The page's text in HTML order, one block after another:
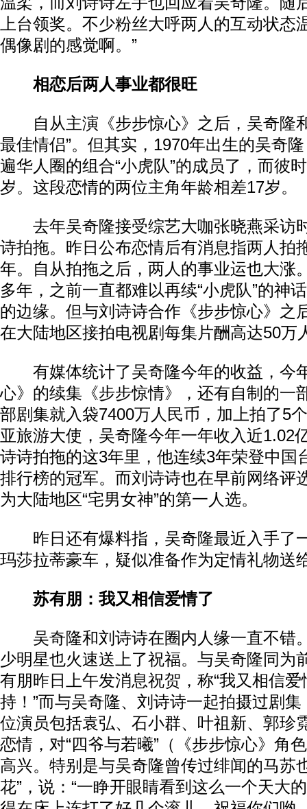
上台领奖。不少粉丝大呼两人的互动状态
偶像剧的感觉啊。”
相恋后两人事业都很旺
自从主演《步步惊心》之后，吴奇隆
最佳情侣”。但其实，1970年出生的吴奇
遍华人圈的组合“小虎队”的成员了，而彼
岁。这段恋情的两位主角年龄相差17岁。
去年吴奇隆接受综艺大咖张晓燕采访
诗拍拖。昨日公布恋情后有消息指两人拍
年。自从拍拖之后，两人的事业运也大涨
多年，之前一直都难以再续“小虎队”的神
的边缘。但与刘诗诗合作《步步惊心》之
在大陆地区接拍电视剧每集片酬高达50万
有媒体统计了吴奇隆今年的收益，今
心》的续集《步步惊情》，还有自制的一
部剧集就入袋7400万人民币，加上拍了5
亚旅游大使，吴奇隆今年一年收入近1.02
诗诗拍拖的这3年里，他连续3年荣登中国
排行榜的冠军。而刘诗诗也在早前网络评
为大陆地区“宅男女神”的第一人选。
昨日还有爆料指，吴奇隆最近入手了
玛莎拉蒂豪车，疑似准备作为定情礼物送
苏有朋：我又相信爱情了
吴奇隆和刘诗诗在圈内人缘一直不错
少明星也火速送上了祝福。与吴奇隆同为
有朋昨日上午发消息祝贺，称“我又相信
持！”而与吴奇隆、刘诗诗一起拍摄过剧
位演员包括袁弘、石小群、叶祖新、郭珍
恋情，对“四爷与若曦”（《步步惊心》角
高兴。特别是与吴奇隆曾传过绯闻的马苏
花”，说：“一睁开眼睛看到这么一个天大